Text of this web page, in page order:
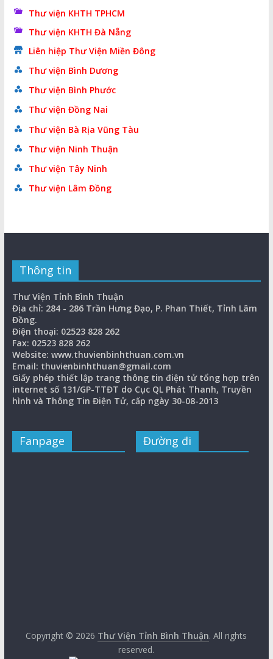
Thư viện KHTH TPHCM
Thư viện KHTH Đà Nẵng
Liên hiệp Thư Viện Miền Đông
Thư viện Bình Dương
Thư viện Bình Phước
Thư viện Đồng Nai
Thư viện Bà Rịa Vũng Tàu
Thư viện Ninh Thuận
Thư viện Tây Ninh
Thư viện Lâm Đồng
Thông tin
Thư Viện Tỉnh Bình Thuận
Địa chỉ: 284 - 286 Trần Hưng Đạo, P. Phan Thiết, Tỉnh Lâm
Đồng.
Điện thoại: 02523 828 262
Fax: 02523 828 262
Website: www.thuvienbinhthuan.com.vn
Email: thuvienbinhthuan@gmail.com
Giấy phép thiết lập trang thông tin điện tử tổng hợp trên
internet số 131/GP-TTĐT do Cục QL Phát Thanh, Truyền
hình và Thông Tin Điện Tử, cấp ngày 30-08-2013
Fanpage Đường đi
Copyright © 2026 Thư Viện Tỉnh Bình Thuận. All rights
reserved.